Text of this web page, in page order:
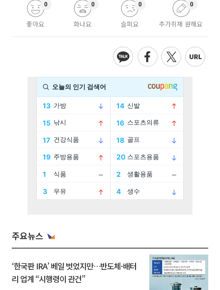
좋아요
0
화나요
0
슬퍼요
0
추가취재 원해요
0
주요뉴스
‘한국판 IRA’ 베일 벗었지만…반도체·배터
리 업계 “시행령이 관건”